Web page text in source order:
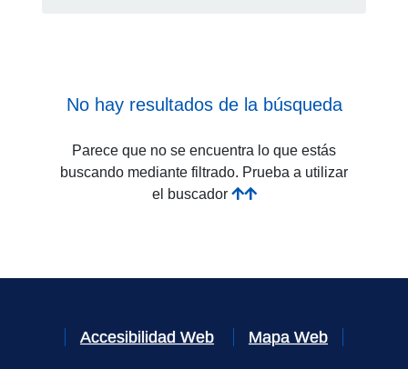
No hay resultados de la búsqueda
Parece que no se encuentra lo que estás
buscando mediante filtrado. Prueba a utilizar
el buscador
Accesibilidad Web Mapa Web